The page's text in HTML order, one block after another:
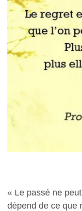
« Le passé ne
dépend de ce que